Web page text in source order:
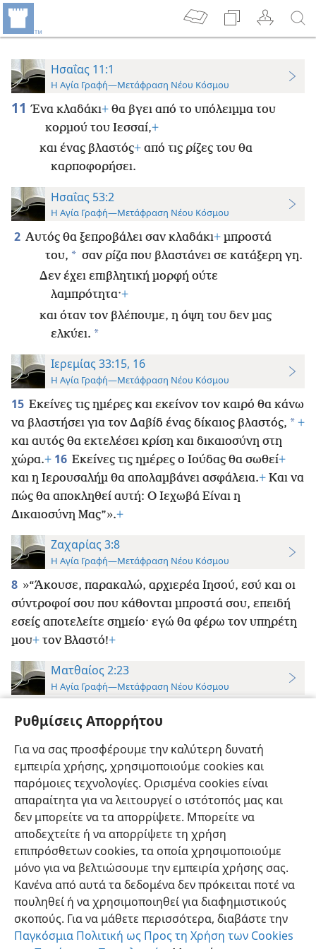
Ρυθμίσεις Απορρήτου
Για να σας προσφέρουμε την καλύτερη δυνατή
εμπειρία χρήσης, χρησιμοποιούμε cookies και
παρόμοιες τεχνολογίες. Ορισμένα cookies είναι
απαραίτητα για να λειτουργεί ο ιστότοπός μας και
δεν μπορείτε να τα απορρίψετε. Μπορείτε να
αποδεχτείτε ή να απορρίψετε τη χρήση
επιπρόσθετων cookies, τα οποία χρησιμοποιούμε
μόνο για να βελτιώσουμε την εμπειρία χρήσης σας.
Κανένα από αυτά τα δεδομένα δεν πρόκειται ποτέ να
πουληθεί ή να χρησιμοποιηθεί για διαφημιστικούς
σκοπούς. Για να μάθετε περισσότερα, διαβάστε την
Παγκόσμια Πολιτική ως Προς τη Χρήση των Cookies
Ησαΐας 11:1
Η Αγία Γραφή—Μετάφραση Νέου Κόσμου
11 Ένα κλαδάκι+ θα βγει από το υπόλειμμα του
κορμού του Ιεσσαί,+
και ένας βλαστός+ από τις ρίζες του θα
καρποφορήσει.
Ησαΐας 53:2
Η Αγία Γραφή—Μετάφραση Νέου Κόσμου
2 Αυτός θα ξεπροβάλει σαν κλαδάκι+ μπροστά
του, * σαν ρίζα που βλαστάνει σε κατάξερη γη.
Δεν έχει επιβλητική μορφή ούτε
λαμπρότητα·+
και όταν τον βλέπουμε, η όψη του δεν μας
ελκύει. *
Ιερεμίας 33:15, 16
Η Αγία Γραφή—Μετάφραση Νέου Κόσμου
15 Εκείνες τις ημέρες και εκείνον τον καιρό θα κάνω
να βλαστήσει για τον Δαβίδ ένας δίκαιος βλαστός, * +
και αυτός θα εκτελέσει κρίση και δικαιοσύνη στη
χώρα.+ 16 Εκείνες τις ημέρες ο Ιούδας θα σωθεί+
και η Ιερουσαλήμ θα απολαμβάνει ασφάλεια.+ Και να
πώς θα αποκληθεί αυτή: Ο Ιεχωβά Είναι η
Δικαιοσύνη Μας”».+
Ζαχαρίας 3:8
Η Αγία Γραφή—Μετάφραση Νέου Κόσμου
8 »“Άκουσε, παρακαλώ, αρχιερέα Ιησού, εσύ και οι
σύντροφοί σου που κάθονται μπροστά σου, επειδή
εσείς αποτελείτε σημείο· εγώ θα φέρω τον υπηρέτη
μου+ τον Βλαστό!+
Ματθαίος 2:23
Η Αγία Γραφή—Μετάφραση Νέου Κόσμου
ονομαζόταν Ναζαρέτ,+για να εκπληρωθεί αυτό που
είχε ειπωθεί μέσω των προφητών: «Θα αποκληθεί
Ναζωραίος». * +
Ελληνική Προτιμήσεις
Copyright © 2026 Watch Tower Bible and Tract Society of Pennsylvania
Όροι Χρήσης Πολιτική Απορρήτου
Ρυθμίσεις Απορρήτου
JW.ORG
Σύνδεση